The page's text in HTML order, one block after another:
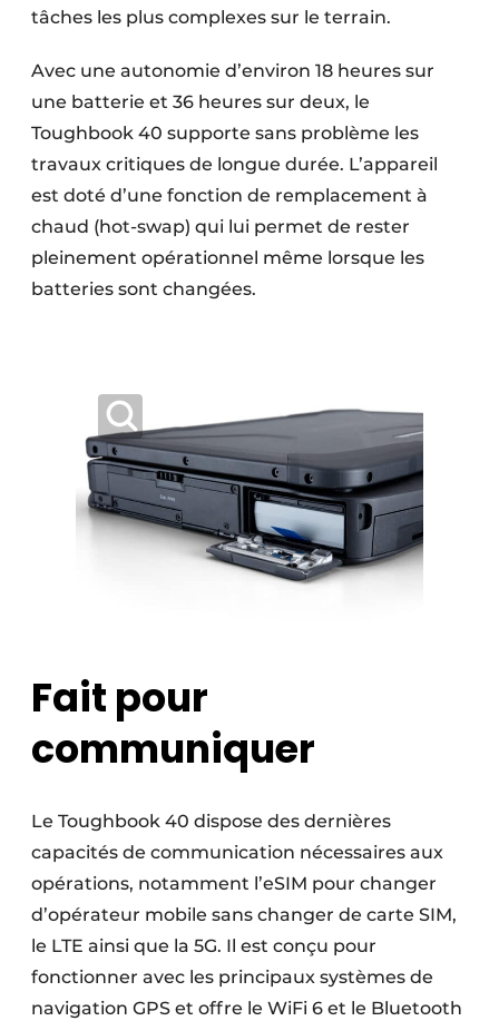
tâches les plus complexes sur le terrain.
Avec une autonomie d’environ 18 heures sur
une batterie et 36 heures sur deux, le
Toughbook 40 supporte sans problème les
travaux critiques de longue durée. L’appareil
est doté d’une fonction de remplacement à
chaud (hot-swap) qui lui permet de rester
pleinement opérationnel même lorsque les
batteries sont changées.
Fait pour
communiquer
Le Toughbook 40 dispose des dernières
capacités de communication nécessaires aux
opérations, notamment l’eSIM pour changer
d’opérateur mobile sans changer de carte SIM,
le LTE ainsi que la 5G. Il est conçu pour
fonctionner avec les principaux systèmes de
navigation GPS et offre le WiFi 6 et le Bluetooth